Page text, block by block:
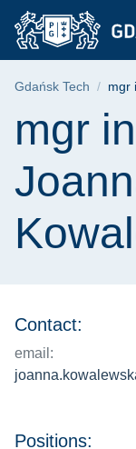
Skip
Skip
search
Skip
content
mgr
Gdańsk Tech mgr
Page
mgr
Contact:
email:
Positions: